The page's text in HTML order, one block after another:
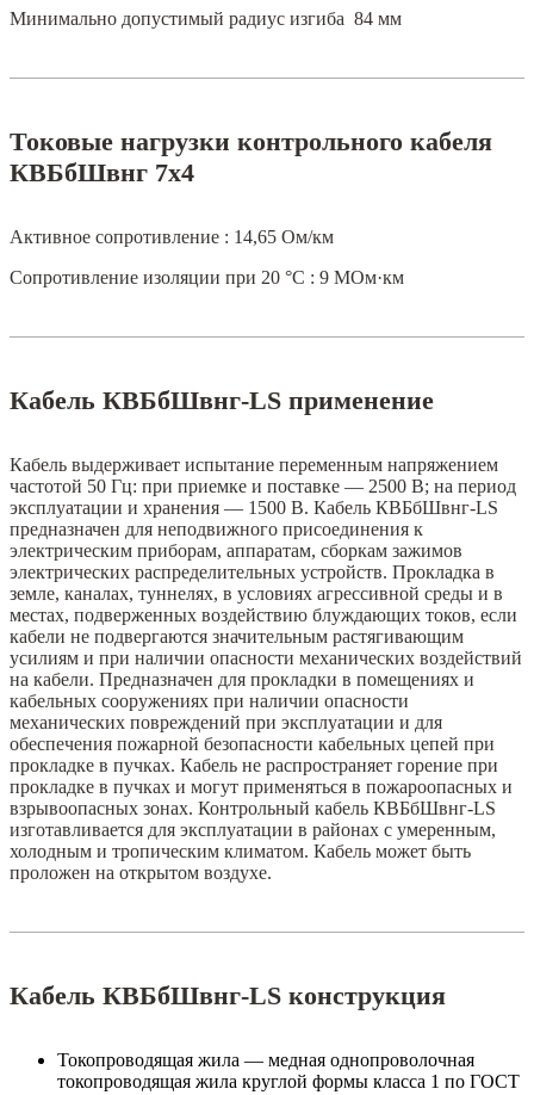
Минимально допустимый радиус изгиба 84 мм
Токовые нагрузки контрольного кабеля
КВБбШвнг 7х4
Активное сопротивление : 14,65 Ом/км
Сопротивление изоляции при 20 °С : 9 МОм·км
Кабель КВБбШвнг-LS применение
Кабель выдерживает испытание переменным напряжением
частотой 50 Гц: при приемке и поставке — 2500 В; на период
эксплуатации и хранения — 1500 В. Кабель КВБбШвнг-LS
предназначен для неподвижного присоединения к
электрическим приборам, аппаратам, сборкам зажимов
электрических распределительных устройств. Прокладка в
земле, каналах, туннелях, в условиях агрессивной среды и в
местах, подверженных воздействию блуждающих токов, если
кабели не подвергаются значительным растягивающим
усилиям и при наличии опасности механических воздействий
на кабели. Предназначен для прокладки в помещениях и
кабельных сооружениях при наличии опасности
механических повреждений при эксплуатации и для
обеспечения пожарной безопасности кабельных цепей при
прокладке в пучках. Кабель не распространяет горение при
прокладке в пучках и могут применяться в пожароопасных и
взрывоопасных зонах. Контрольный кабель КВБбШвнг-LS
изготавливается для эксплуатации в районах с умеренным,
холодным и тропическим климатом. Кабель может быть
проложен на открытом воздухе.
Кабель КВБбШвнг-LS конструкция
Токопроводящая жила — медная однопроволочная
токопроводящая жила круглой формы класса 1 по ГОСТ